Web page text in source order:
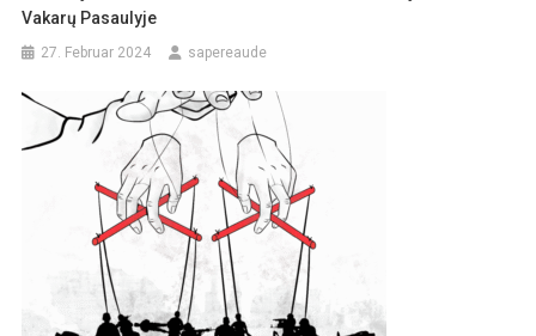
Vakarų Pasaulyje
27. Februar 2024 sapereaude